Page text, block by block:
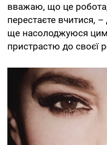
вважаю, що це робота,
перестаєте вчитися,
ще насолоджуюся
пристрастю до своєї